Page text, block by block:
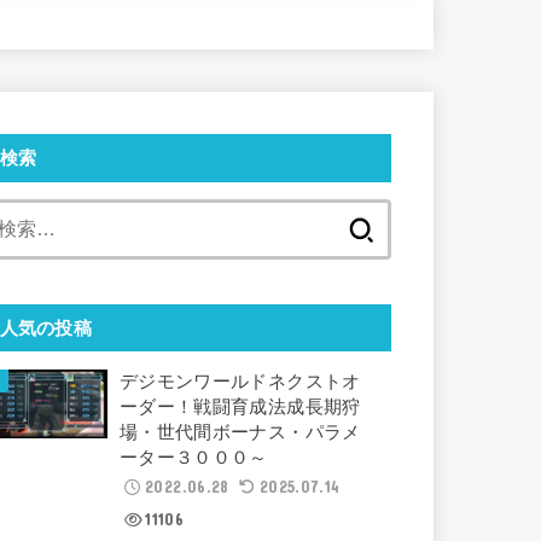
検索
人気の投稿
デジモンワールドネクストオ
ーダー！戦闘育成法成長期狩
場・世代間ボーナス・パラメ
ーター３０００～
2022.06.28
2025.07.14
11106